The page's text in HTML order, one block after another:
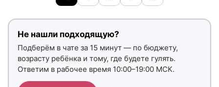
Не нашли подходящую?
Подберём в чате за 15 минут — по бюджету,
возрасту ребёнка и тому, где будете гулять.
Ответим в рабочее время 10:00–19:00 МСК.